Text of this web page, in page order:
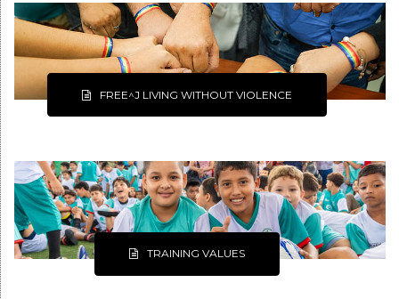
FREE^J LIVING WITHOUT VIOLENCE
TRAINING VALUES